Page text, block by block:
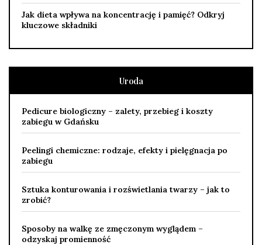
Jak dieta wpływa na koncentrację i pamięć? Odkryj
kluczowe składniki
Uroda
Pedicure biologiczny – zalety, przebieg i koszty
zabiegu w Gdańsku
Peelingi chemiczne: rodzaje, efekty i pielęgnacja po
zabiegu
Sztuka konturowania i rozświetlania twarzy – jak to
zrobić?
Sposoby na walkę ze zmęczonym wyglądem –
odzyskaj promienność